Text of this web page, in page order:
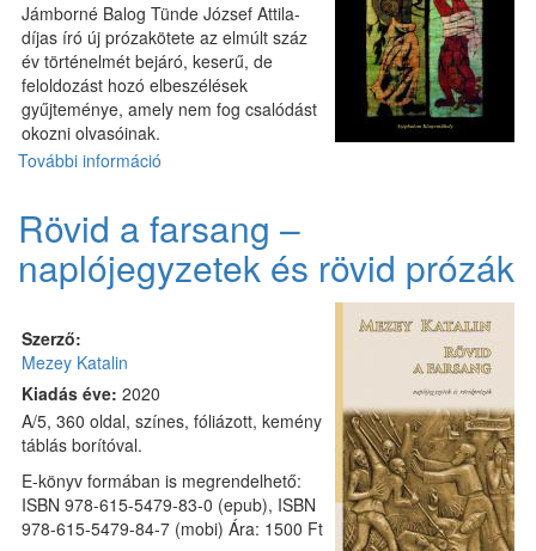
Jámborné Balog Tünde József Attila-
díjas író új prózakötete az elmúlt száz
év történelmét bejáró, keserű, de
feloldozást hozó elbeszélések
gyűjteménye, amely nem fog csalódást
okozni olvasóinak.
További információ
és
elbeszélések)
Rövid a farsang –
naplójegyzetek és rövid prózák
Szerző:
Mezey Katalin
Kiadás éve: 2020
A/5, 360 oldal, színes, fóliázott, kemény
táblás borítóval.
E-könyv formában is megrendelhető:
ISBN 978-615-5479-83-0 (epub), ISBN
978-615-5479-84-7 (mobi) Ára: 1500 Ft